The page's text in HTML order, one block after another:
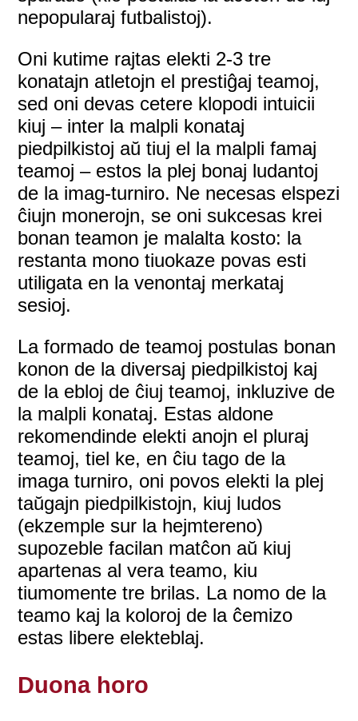
nepopularaj futbalistoj).
Oni kutime rajtas elekti 2-3 tre
konatajn atletojn el prestiĝaj teamoj,
sed oni devas cetere klopodi intuicii
kiuj – inter la malpli konataj
piedpilkistoj aŭ tiuj el la malpli famaj
teamoj – estos la plej bonaj ludantoj
de la imag-turniro. Ne necesas elspezi
ĉiujn monerojn, se oni sukcesas krei
bonan teamon je malalta kosto: la
restanta mono tiuokaze povas esti
utiligata en la venontaj merkataj
sesioj.
La formado de teamoj postulas bonan
konon de la diversaj piedpilkistoj kaj
de la ebloj de ĉiuj teamoj, inkluzive de
la malpli konataj. Estas aldone
rekomendinde elekti anojn el pluraj
teamoj, tiel ke, en ĉiu tago de la
imaga turniro, oni povos elekti la plej
taŭgajn piedpilkistojn, kiuj ludos
(ekzemple sur la hejmtereno)
supozeble facilan matĉon aŭ kiuj
apartenas al vera teamo, kiu
tiumomente tre brilas. La nomo de la
teamo kaj la koloroj de la ĉemizo
estas libere elekteblaj.
Duona horo